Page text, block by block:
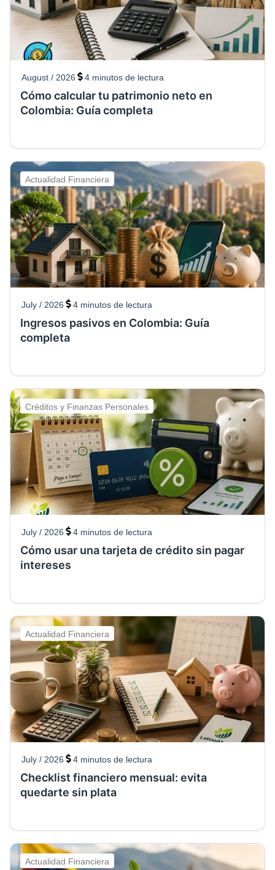
August / 2026 4 minutos de lectura
Cómo calcular tu patrimonio neto en
Colombia: Guía completa
Actualidad Financiera
July / 2026 4 minutos de lectura
Ingresos pasivos en Colombia: Guía
completa
Créditos y Finanzas Personales
July / 2026 4 minutos de lectura
Cómo usar una tarjeta de crédito sin pagar
intereses
Actualidad Financiera
July / 2026 4 minutos de lectura
Checklist financiero mensual: evita
quedarte sin plata
Actualidad Financiera